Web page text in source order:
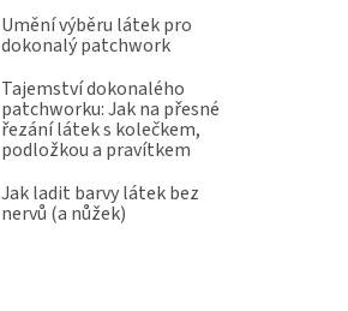
Umění výběru látek pro
dokonalý patchwork
Tajemství dokonalého
patchworku: Jak na přesné
řezání látek s kolečkem,
podložkou a pravítkem
Jak ladit barvy látek bez
nervů (a nůžek)